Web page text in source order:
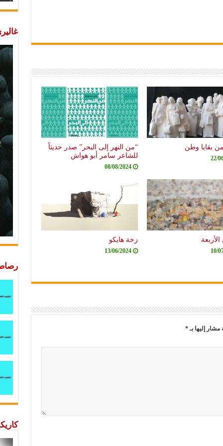
بقايا وطن
22/
“من النهر إلى البحر” صدر حديثاً
للشاعر سامر أبو هواش
08/08/2024
10/
زخة هايكو
13/06/2024
مشار إليها بـ*